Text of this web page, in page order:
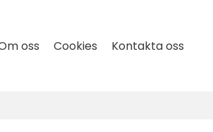
oss Cookies Kontakta oss